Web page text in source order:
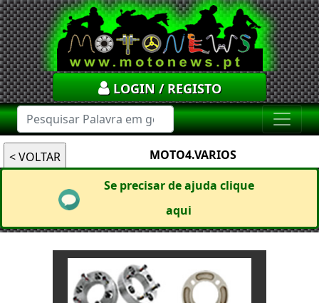
LOGIN / REGISTO
MOTO4.VARIOS
Se precisar de ajuda clique
aqui